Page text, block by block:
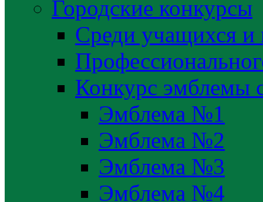
Городские конкурсы
Среди учащихся и
Конкурс эмблемы
Эмблема №1
Эмблема №2
Эмблема №3
Эмблема №4